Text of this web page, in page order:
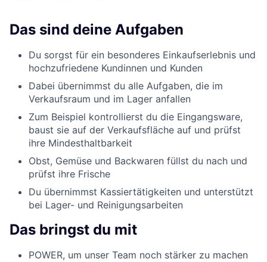
Das sind deine Aufgaben
Du sorgst für ein besonderes Einkaufserlebnis und
hochzufriedene Kundinnen und Kunden
Dabei übernimmst du alle Aufgaben, die im
Verkaufsraum und im Lager anfallen
Zum Beispiel kontrollierst du die Eingangsware,
baust sie auf der Verkaufsfläche auf und prüfst
ihre Mindesthaltbarkeit
Obst, Gemüse und Backwaren füllst du nach und
prüfst ihre Frische
Du übernimmst Kassiertätigkeiten und unterstützt
bei Lager- und Reinigungsarbeiten
Das bringst du mit
POWER, um unser Team noch stärker zu machen